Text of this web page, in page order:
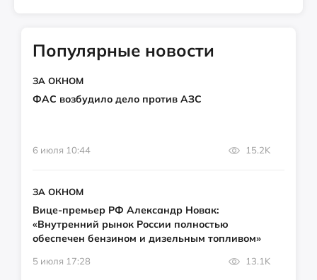
Популярные новости
ЗА ОКНОМ
ФАС возбудило дело против АЗС
6 июля 10:44 15.2K
ЗА ОКНОМ
Вице-премьер РФ Александр Новак:
«Внутренний рынок России полностью
обеспечен бензином и дизельным топливом»
5 июля 17:28 13.1K